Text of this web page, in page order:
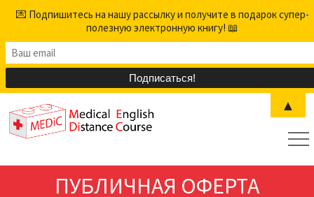
ПУБЛИЧНАЯ ОФЕРТА
💌 Подпишитесь на нашу рассылку и получите в подарок супер-
полезную электронную книгу! 📖
▲